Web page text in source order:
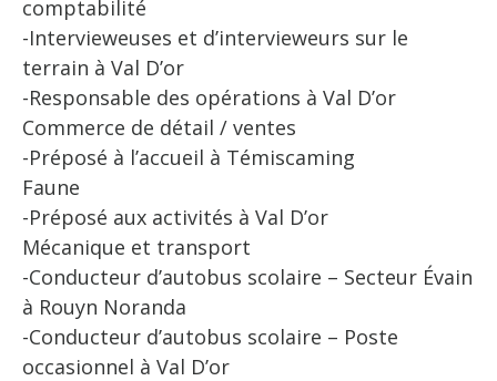
comptabilité
-Intervieweuses et d’intervieweurs sur le
terrain à Val D’or
-Responsable des opérations à Val D’or
Commerce de détail / ventes
-Préposé à l’accueil à Témiscaming
Faune
-Préposé aux activités à Val D’or
Mécanique et transport
-Conducteur d’autobus scolaire – Secteur Évain
à Rouyn Noranda
-Conducteur d’autobus scolaire – Poste
occasionnel à Val D’or